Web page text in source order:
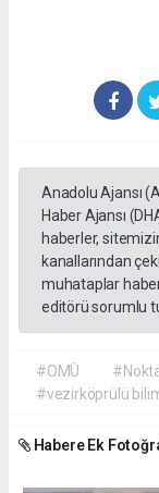
Anadolu Ajansı
Haber Ajansı
haberler,
kanallarından
muhataplar
editörü sorumlu
#OMÜ
#vezirköprülü
Habere Ek